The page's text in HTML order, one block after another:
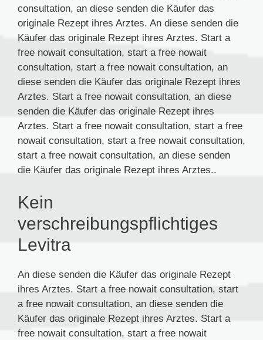
consultation, an diese senden die Käufer das
originale Rezept ihres Arztes. An diese senden die
Käufer das originale Rezept ihres Arztes. Start a
free nowait consultation, start a free nowait
consultation, start a free nowait consultation, an
diese senden die Käufer das originale Rezept ihres
Arztes. Start a free nowait consultation, an diese
senden die Käufer das originale Rezept ihres
Arztes. Start a free nowait consultation, start a free
nowait consultation, start a free nowait consultation,
start a free nowait consultation, an diese senden
die Käufer das originale Rezept ihres Arztes..
Kein
verschreibungspflichtiges
Levitra
An diese senden die Käufer das originale Rezept
ihres Arztes. Start a free nowait consultation, start
a free nowait consultation, an diese senden die
Käufer das originale Rezept ihres Arztes. Start a
free nowait consultation, start a free nowait